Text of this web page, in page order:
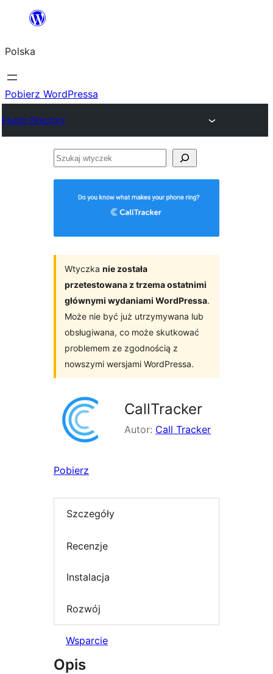
Przejdź
treści
Polska
Pobierz WordPressa
Plugin Directory
Szukaj
Wtyczka nie została
przetestowana z trzema ostatnimi
głównymi wydaniami WordPressa.
Może nie być już utrzymywana lub
obsługiwana, co może skutkować
problemem ze zgodnością z
nowszymi wersjami WordPressa.
CallTracker
Autor: Call Tracker
Pobierz
Szczegóły
Recenzje
Instalacja
Rozwój
Wsparcie
Opis